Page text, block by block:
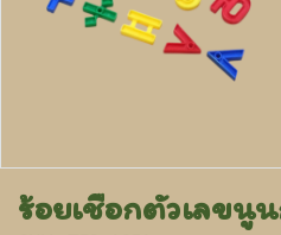
ร้อยเชือกตัวเลข